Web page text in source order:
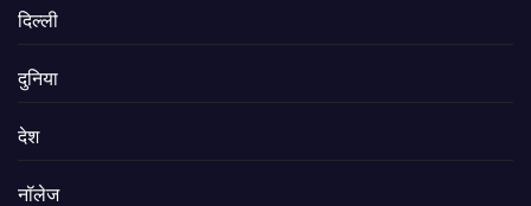
दिल्ली
दुनिया
देश
नॉलेज